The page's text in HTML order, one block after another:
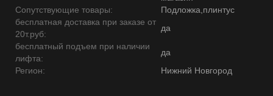
Сопутствующие товары:
Подложка,плинтус
бесплатная доставка при заказе от
20т.руб:
да
бесплатный подъем при наличии
лифта:
да
Регион:
Нижний Новгород